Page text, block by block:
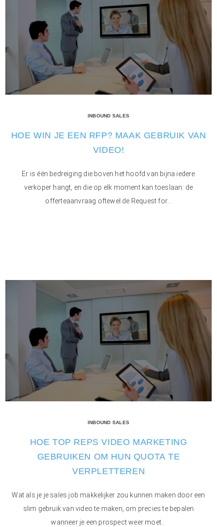
INBOUND SALES
HOE WIN JE EEN RFP? MAAK GEBRUIK VAN
VIDEO!
Er is één bedreiging die boven het hoofd van bijna iedere
verkoper hangt, en die op elk moment kan toeslaan: de
offerteaanvraag oftewel de Request for...
INBOUND SALES
HOE TOP REPS VIDEO MARKETING
GEBRUIKEN OM HUN QUOTA TE
VERPLETTEREN
Wat als je je sales job makkelijker zou kunnen maken door een
slim gebruik van video te maken, om precies te bepalen
wanneer je een prospect weer moet...